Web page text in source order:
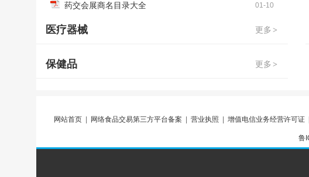
药交会展商名目录大全 01-10
更多 >
医疗器械
更多 >
保健品
网站首页| 网络食品交易第三方平台备案 营业执照 增值电信业务经营许可证|
鲁